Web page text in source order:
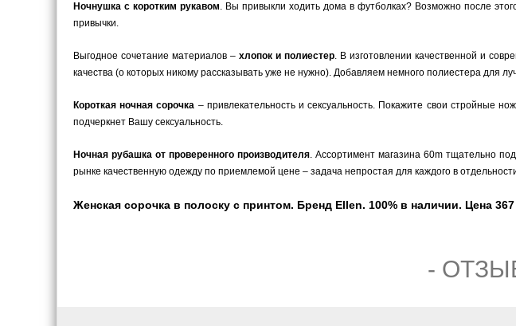
Ночнушка с коротким рукавом. Вы привыкли ходить дома в футболках? Возможно после
привычки.
Выгодное сочетание материалов – хлопок и полиестер. В изготовлении качественной и
качества (о которых никому рассказывать уже не нужно). Добавляем немного полиестера для
Короткая ночная сорочка – привлекательность и сексуальность. Покажите свои стройные
подчеркнет Вашу сексуальность.
Ночная рубашка от проверенного производителя. Ассортимент магазина 60m тщательно
рынке качественную одежду по приемлемой цене – задача непростая для каждого в
Женская сорочка в полоску с принтом. Бренд Ellen. 100% в наличии. Цена 367
-